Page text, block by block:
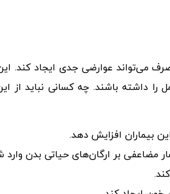
می‌تواند عوارضی جدی ایجاد کند.
داشته باشند. چه کسانی نباید از
بیماران افزایش دهد.
مضاعفی بر ارگان‌های حیاتی بدن وارد